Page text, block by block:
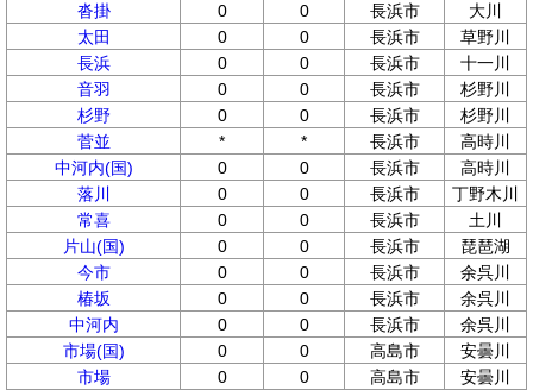
沓掛
0 0 長浜市
大川
太田
0 0 長浜市
草野川
長浜
0 0 長浜市
十一川
音羽
0 0 長浜市
杉野川
杉野
0 0 長浜市
杉野川
菅並
* * 長浜市
高時川
中河内(国)
0 0 長浜市
高時川
落川
0 0 長浜市
丁野木川
常喜
0 0 長浜市
土川
片山(国)
0 0 長浜市
琵琶湖
今市
0 0 長浜市
余呉川
椿坂
0 0 長浜市
余呉川
中河内
0 0 長浜市
余呉川
市場(国)
0 0 高島市
安曇川
市場
0 0 高島市
安曇川